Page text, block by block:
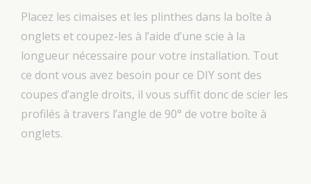
Placez les cimaises et les plinthes dans la boîte à
onglets et coupez-les à l’aide d’une scie à la
longueur nécessaire pour votre installation. Tout
ce dont vous avez besoin pour ce DIY sont des
coupes d’angle droits, il vous suffit donc de scier les
profilés à travers l’angle de 90° de votre boîte à
onglets.